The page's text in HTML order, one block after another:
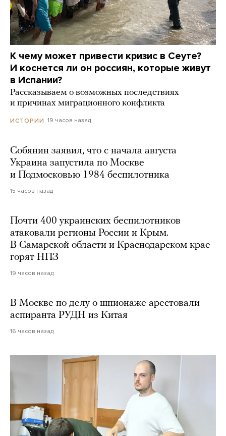
К чему может привести кризис в Сеуте?
И коснется ли он россиян, которые живут
в Испании?
Рассказываем о возможных последствиях
и причинах миграционного конфликта
ИСТОРИИ 19 часов назад
Собянин заявил, что с начала августа
Украина запустила по Москве
и Подмосковью 1984 беспилотника
15 часов назад
Почти 400 украинских беспилотников
атаковали регионы России и Крым.
В Самарской области и Краснодарском крае
горят НПЗ
19 часов назад
В Москве по делу о шпионаже арестовали
аспиранта РУДН из Китая
16 часов назад